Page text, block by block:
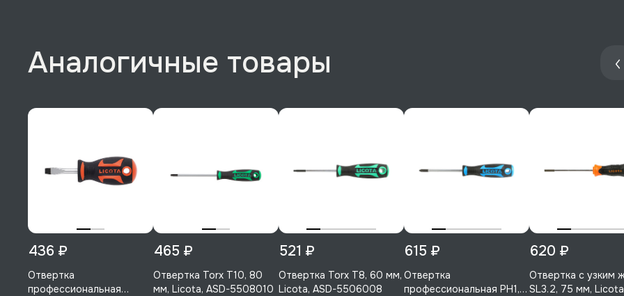
Аналогичные товары
436 ₽
Отвертка
профессиональная
465 ₽
Отвертка Torx T10, 80
мм, Licota, ASD-5508010
521 ₽
Отвертка Torx T8, 60 мм,
Licota, ASD-5506008
615 ₽
Отвертка
профессиональная PH1,
620 ₽
Отвертка с узким
SL3.2, 75 мм,